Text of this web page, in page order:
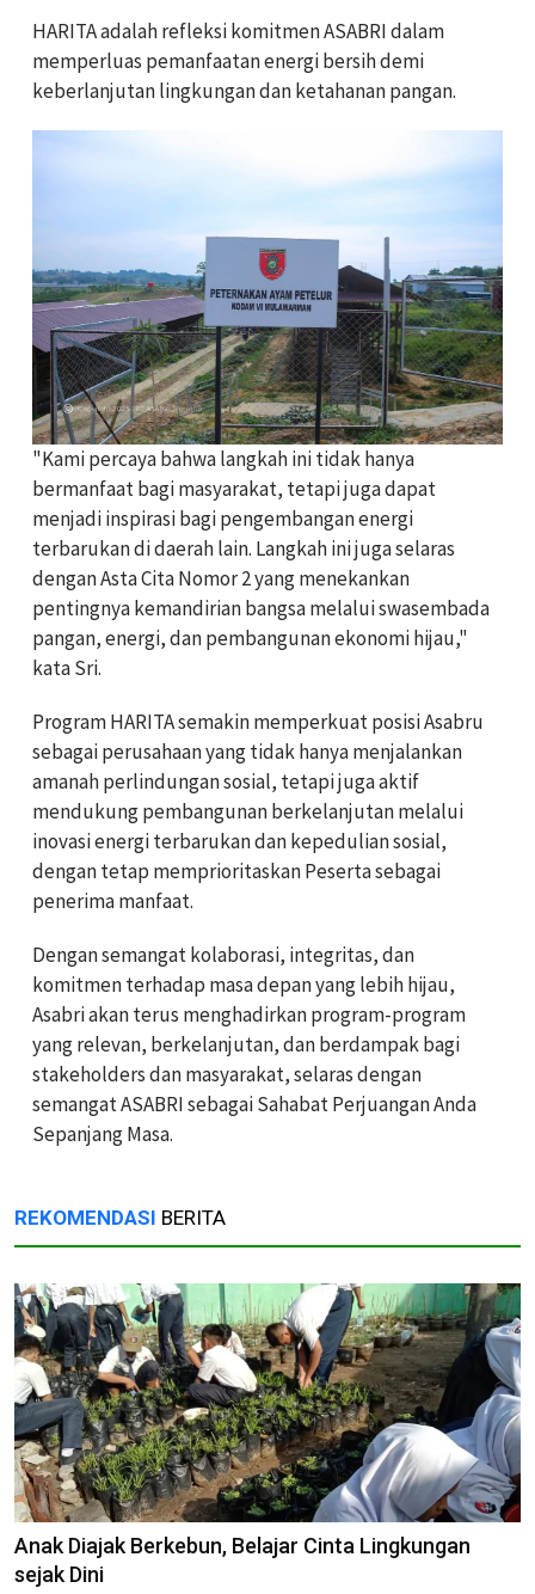
HARITA adalah refleksi komitmen ASABRI dalam
memperluas pemanfaatan energi bersih demi
keberlanjutan lingkungan dan ketahanan pangan.
"Kami percaya bahwa langkah ini tidak hanya
bermanfaat bagi masyarakat, tetapi juga dapat
menjadi inspirasi bagi pengembangan energi
terbarukan di daerah lain. Langkah ini juga selaras
dengan Asta Cita Nomor 2 yang menekankan
pentingnya kemandirian bangsa melalui swasembada
pangan, energi, dan pembangunan ekonomi hijau,"
kata Sri.
Program HARITA semakin memperkuat posisi Asabru
sebagai perusahaan yang tidak hanya menjalankan
amanah perlindungan sosial, tetapi juga aktif
mendukung pembangunan berkelanjutan melalui
inovasi energi terbarukan dan kepedulian sosial,
dengan tetap memprioritaskan Peserta sebagai
penerima manfaat.
Dengan semangat kolaborasi, integritas, dan
komitmen terhadap masa depan yang lebih hijau,
Asabri akan terus menghadirkan program-program
yang relevan, berkelanjutan, dan berdampak bagi
stakeholders dan masyarakat, selaras dengan
semangat ASABRI sebagai Sahabat Perjuangan Anda
Sepanjang Masa.
REKOMENDASI BERITA
Anak Diajak Berkebun, Belajar Cinta Lingkungan
sejak Dini